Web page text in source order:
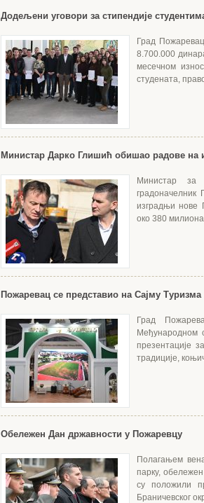
Додељени уговори за стипендије
Град
8.700.000
месечном
студената,
Министар Дарко Глишић обишао радове на
Министар
изградњи нове
око 380
Пожаревац се представио на Сајму Туризма
Град
Међународном
презентације
традиције,
Обележен Дан државности у Пожаревцу
Полагањем
парку,
су положили
Браничевског